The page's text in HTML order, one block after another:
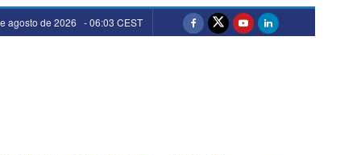
agosto de 2026 - 06:03 CEST